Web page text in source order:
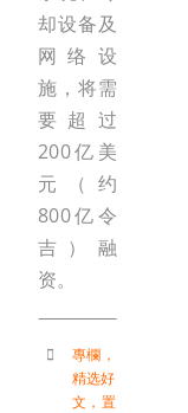
却设备及
网络设
施，将需
要超过
200亿美
元（约
800亿令
吉）融
资。
專欄 ，
精选好
文 ， 置